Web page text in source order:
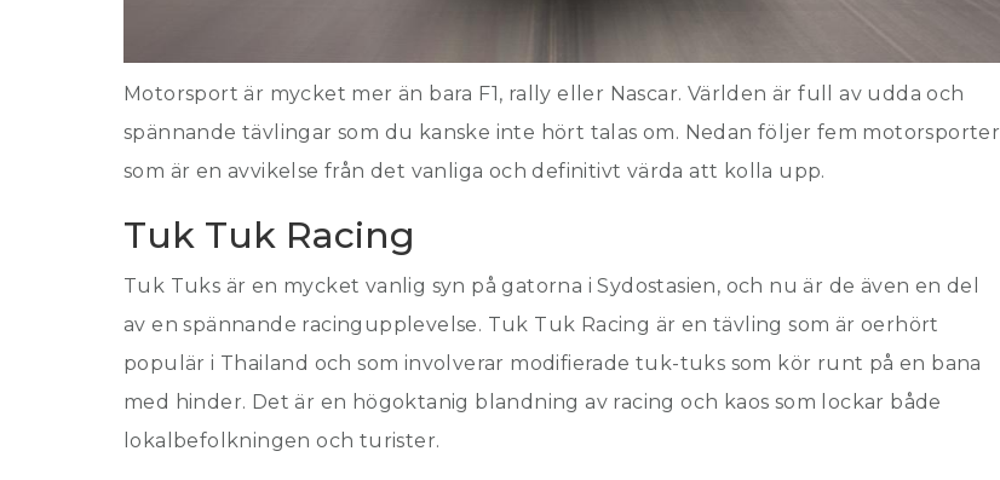
Motorsport är mycket mer än bara F1, rally eller Nascar. Världen är full av udda och
spännande tävlingar som du kanske inte hört talas om. Nedan följer fem motorsporter
som är en avvikelse från det vanliga och definitivt värda att kolla upp.
Tuk Tuk Racing
Tuk Tuks är en mycket vanlig syn på gatorna i Sydostasien, och nu är de även en del
av en spännande racingupplevelse. Tuk Tuk Racing är en tävling som är oerhört
populär i Thailand och som involverar modifierade tuk-tuks som kör runt på en bana
med hinder. Det är en högoktanig blandning av racing och kaos som lockar både
lokalbefolkningen och turister.